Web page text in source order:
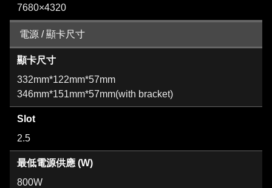
7680×4320
電源 / 顯卡尺寸
顯卡尺寸
332mm*122mm*57mm
346mm*151mm*57mm(with bracket)
Slot
2.5
最低電源供應 (W)
800W